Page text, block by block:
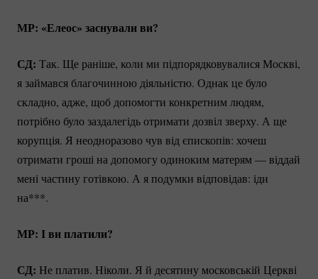
МР: «Елеос» заснували ви?
СД: Так. Ще раніше, коли ми підпорядковувалися Москві,
я займався благочинною діяльністю. Однак це було
складно, адже, щоб допомогти конкретним людям,
потрібно було заздалегідь отримати дозвіл зверху. А ще
корупція. Я неодноразово чув від єпископів: хочеш
отримати гроші на допомогу одиноким матерям — віддай
мені частину готівкою. А я подумки відповідав: іди
на***.
МР: І ви платили?
СД: Не платив. Ніколи. Я й десятину московській Церкві